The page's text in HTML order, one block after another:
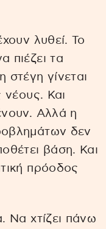
λυθεί. Το
πιέζει τα
γίνεται
νέους. Και
Αλλά η
δεν
βάση. Και
πρόοδος
Να χτίζει πάνω